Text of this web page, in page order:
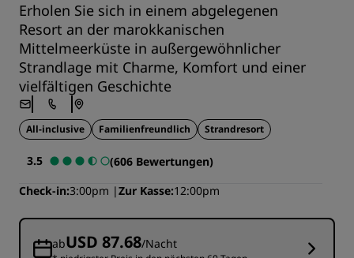
Erholen Sie sich in einem abgelegenen
Resort an der marokkanischen
Mittelmeerküste in außergewöhnlicher
Strandlage mit Charme, Komfort und einer
vielfältigen Geschichte
All-inclusive Familienfreundlich Strandresort
3.5
(606 Bewertungen)
Check-in 3:00pm Zur Kasse 12:00pm
abUSD 87.68/Nacht